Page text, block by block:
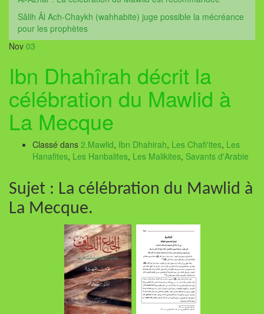
Sâlih Âl Ach-Chaykh (wahhabite) juge possible la mécréance
pour les prophètes
Nov 03
Ibn Dhahîrah décrit la
célébration du Mawlid à
La Mecque
Classé dans 2.Mawlid, Ibn Dhahirah, Les Chafi'ites, Les
Hanafites, Les Hanbalites, Les Malikites, Savants d'Arabie
Sujet : La célébration du Mawlid à
La Mecque.